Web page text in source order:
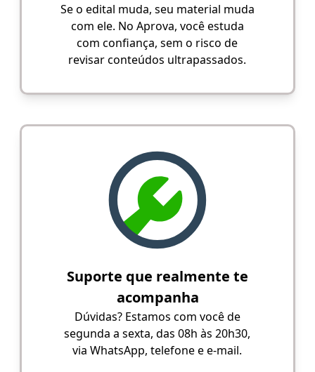
Se o edital muda, seu material muda
com ele. No Aprova, você estuda
com confiança, sem o risco de
revisar conteúdos ultrapassados.
Suporte que realmente te
acompanha
Dúvidas? Estamos com você de
segunda a sexta, das 08h às 20h30,
via WhatsApp, telefone e e-mail.